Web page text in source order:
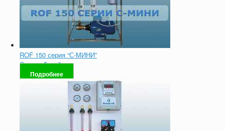
ROF 150 серия “С-МИНИ”
Оценка0из 5
Подробнее